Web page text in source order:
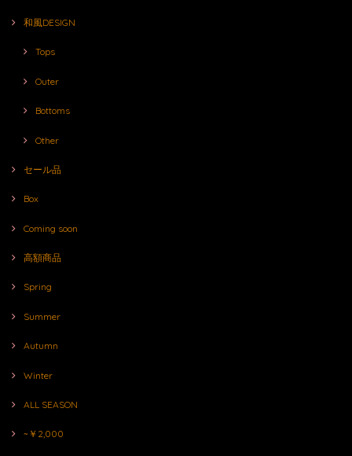
和風DESIGN
Tops
Outer
Bottoms
Other
セール品
Box
Coming soon
高額商品
Spring
Summer
Autumn
Winter
ALL SEASON
~￥2,000